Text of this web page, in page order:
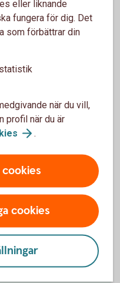
prenumerationer
bostaden.
Informera om
elbolag, gas,
sophämtning.
locka med
är det bra att ha god
lastbil ska hyras.
många som flyttar vid
flyttfirma, se till
i nya
eller liknande
fungera för dig. Det
som förbättrar din
när du vill,
profil när du är
.
cookies